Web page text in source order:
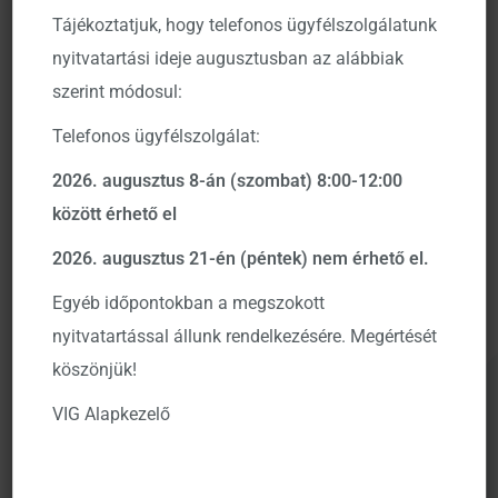
várakozások szerint 2025 végére 125% közelébe
emelkedhet a GDP arányos államadósság.
Adósságszintek alakulása (GDP arányában, %)
Tájékoztatjuk, hogy telefonos ügyfélszolgálatunk
nyitvatartási ideje augusztusban az alábbiak
szerint módosul:
Telefonos ügyfélszolgálat:
2026. augusztus 8-án (szombat) 8:00-12:00
között érhető el
2026. augusztus 21-én (péntek) nem érhető el.
Egyéb időpontokban a megszokott
nyitvatartással állunk rendelkezésére. Megértését
köszönjük!
VIG Alapkezelő